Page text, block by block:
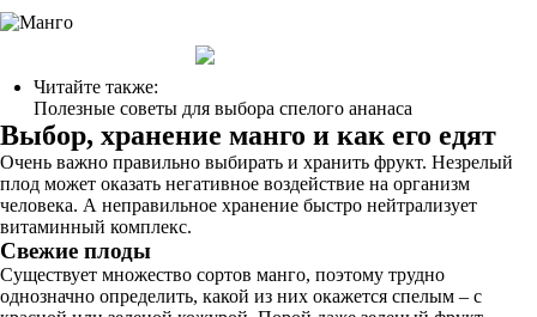
Читайте также:
Полезные советы для выбора спелого ананаса
Выбор, хранение манго и как его едят
Очень важно правильно выбирать и хранить фрукт. Незрелый
плод может оказать негативное воздействие на организм
человека. А неправильное хранение быстро нейтрализует
витаминный комплекс.
Свежие плоды
Существует множество сортов манго, поэтому трудно
однозначно определить, какой из них окажется спелым – с